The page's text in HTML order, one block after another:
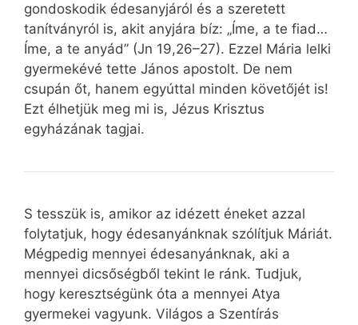
gondoskodik édesanyjáról és a szeretett
tanítványról is, akit anyjára bíz: „Íme, a te fiad…
Íme, a te anyád” (Jn 19,26–27). Ezzel Mária lelki
gyermekévé tette János apostolt. De nem
csupán őt, hanem egyúttal minden követőjét is!
Ezt élhetjük meg mi is, Jézus Krisztus
egyházának tagjai.
S tesszük is, amikor az idézett éneket azzal
folytatjuk, hogy édesanyánknak szólítjuk Máriát.
Mégpedig mennyei édesanyánknak, aki a
mennyei dicsőségből tekint le ránk. Tudjuk,
hogy keresztségünk óta a mennyei Atya
gyermekei vagyunk. Világos a Szentírás